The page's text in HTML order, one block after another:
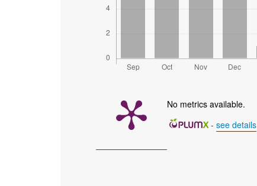
No metrics available.
- see details